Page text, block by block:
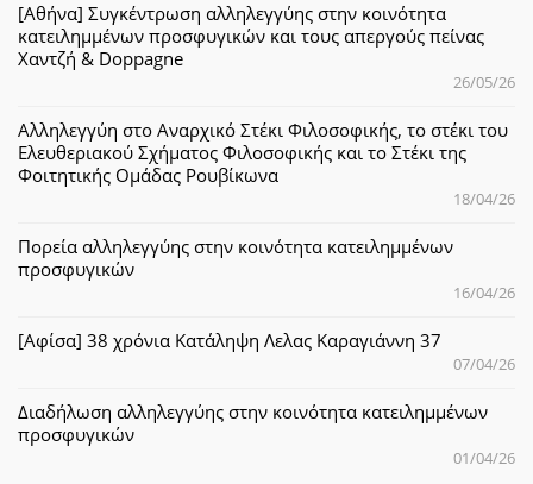
[Αθήνα] Συγκέντρωση αλληλεγγύης στην κοινότητα
κατειλημμένων προσφυγικών και τους απεργούς πείνας
Χαντζή & Doppagne
26/05/26
Αλληλεγγύη στο Αναρχικό Στέκι Φιλοσοφικής, το στέκι του
Ελευθεριακού Σχήματος Φιλοσοφικής και το Στέκι της
Φοιτητικής Ομάδας Ρουβίκωνα
18/04/26
Πορεία αλληλεγγύης στην κοινότητα κατειλημμένων
προσφυγικών
16/04/26
[Αφίσα] 38 χρόνια Κατάληψη Λελας Καραγιάννη 37
07/04/26
Διαδήλωση αλληλεγγύης στην κοινότητα κατειλημμένων
προσφυγικών
01/04/26